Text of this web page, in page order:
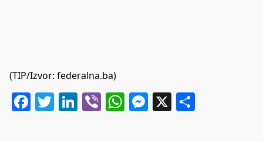
(TIP/Izvor: federalna.ba)
Facebook
Twitter
LinkedIn
ViberWhatsApp
Messenger
X